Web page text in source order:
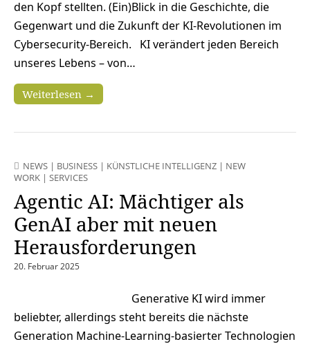
den Kopf stellten. (Ein)Blick in die Geschichte, die
Gegenwart und die Zukunft der KI-Revolutionen im
Cybersecurity-Bereich. KI verändert jeden Bereich
unseres Lebens – von…
Weiterlesen →
NEWS | BUSINESS | KÜNSTLICHE INTELLIGENZ | NEW
WORK | SERVICES
Agentic AI: Mächtiger als
GenAI aber mit neuen
Herausforderungen
20. Februar 2025
Generative KI wird immer
beliebter, allerdings steht bereits die nächste
Generation Machine-Learning-basierter Technologien